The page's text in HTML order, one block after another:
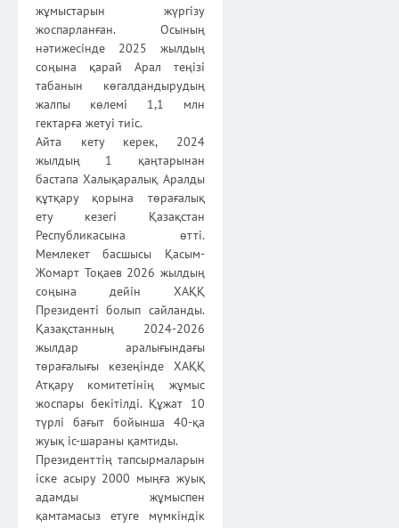
жұмыстарын жүргізу
жоспарланған. Осының
нәтижесінде 2025 жылдың
соңына қарай Арал теңізі
табанын көгалдандырудың
жалпы көлемі 1,1 млн
гектарға жетуі тиіс.
Айта кету керек, 2024
жылдың 1 қаңтарынан
бастапа Халықаралық Аралды
құтқару қорына төрағалық
ету кезегі Қазақстан
Республикасына өтті.
Мемлекет басшысы Қасым-
Жомарт Тоқаев 2026 жылдың
соңына дейін ХАҚҚ
Президенті болып сайланды.
Қазақстанның 2024-2026
жылдар аралығындағы
төрағалығы кезеңінде ХАҚҚ
Атқару комитетінің жұмыс
жоспары бекітілді. Құжат 10
түрлі бағыт бойынша 40-қа
жуық іс-шараны қамтиды.
Президенттің тапсырмаларын
іске асыру 2000 мыңға жуық
адамды жұмыспен
қамтамасыз етуге мүмкіндік